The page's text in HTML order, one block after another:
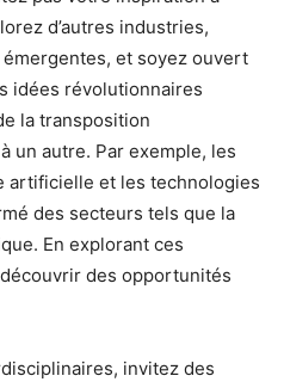
d’autres industries,
et soyez ouvert
idées révolutionnaires
la transposition
un autre. Par exemple, les
artificielle et les technologies
des secteurs tels que la
En explorant ces
des opportunités
invitez des